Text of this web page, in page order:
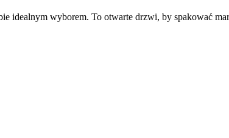
idealnym wyborem. To otwarte drzwi, by spakować